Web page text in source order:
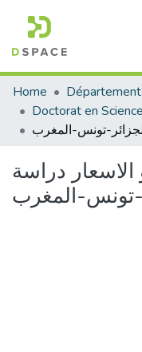
Communities &
All of DSpace
Statistics
Home
الاسعار دراسة
تونس-المغرب